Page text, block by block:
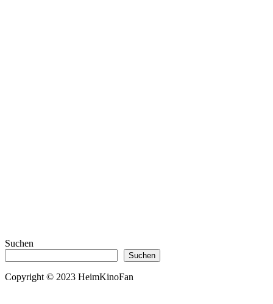
Suchen
Suchen
Copyright © 2023 HeimKinoFan